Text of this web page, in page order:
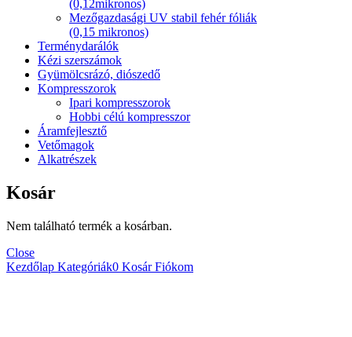
(0,12mikronos)
Mezőgazdasági UV stabil fehér fóliák
(0,15 mikronos)
Terménydarálók
Kézi szerszámok
Gyümölcsrázó, diószedő
Kompresszorok
Ipari kompresszorok
Hobbi célú kompresszor
Áramfejlesztő
Vetőmagok
Alkatrészek
Kosár
Nem található termék a kosárban.
Close
Kezdőlap Kategóriák0 KosárFiókom